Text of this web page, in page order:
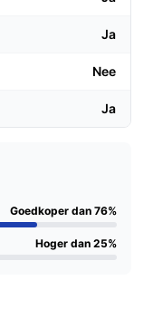
en volgen,
een betrouwbare
Of het nu
Ezviz H8C zorgt
met
Ja
Nee
Ja
Goedkoper dan 76%
Hoger dan 25%